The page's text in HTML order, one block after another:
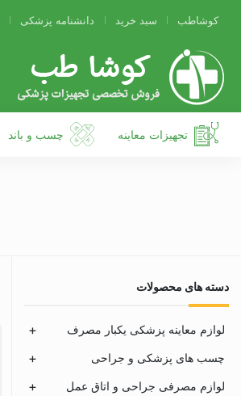
کوشاطب سبد خرید دانشنامه پزشکی
تجهیزات معاینه چسب و باند
دسته های محصولات
لوازم معاینه پزشکی یکبار مصرف
چسب های پزشکی و جراحی
لوازم مصرفی جراحی و اتاق عمل